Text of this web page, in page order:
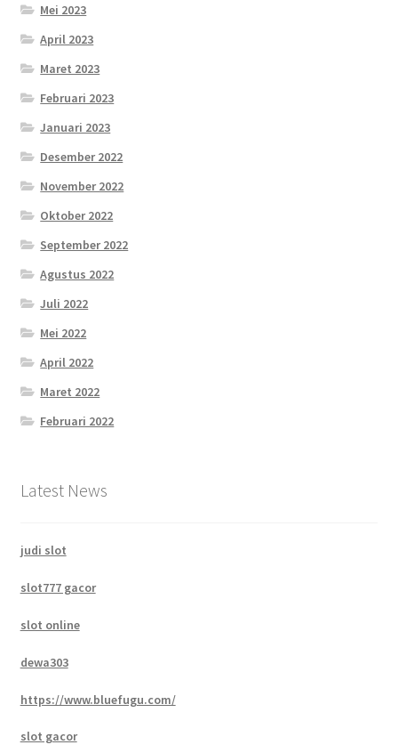
Mei 2023
April 2023
Maret 2023
Februari 2023
Januari 2023
Desember 2022
November 2022
Oktober 2022
September 2022
Agustus 2022
Juli 2022
Mei 2022
April 2022
Maret 2022
Februari 2022
Latest News
judi slot
slot777 gacor
slot online
dewa303
https://www.bluefugu.com/
slot gacor